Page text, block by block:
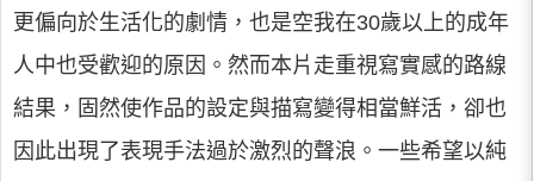
更偏向於生活化的劇情，也是空我在30歲以上的成年
人中也受歡迎的原因。然而本片走重視寫實感的路線
結果，固然使作品的設定與描寫變得相當鮮活，卻也
因此出現了表現手法過於激烈的聲浪。一些希望以純